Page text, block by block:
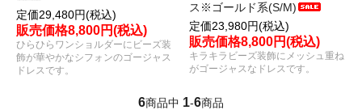
定価29,480円(税込)
販売価格8,800円(税込)
ひらひらワンショルダーにビーズ装
飾が華やかなシフォンのゴージャス
ドレスです。
ス※ゴールド系(S/M)
定価23,980円(税込)
販売価格8,800円(税込)
キラキラビーズ装飾にメッシュ重ね
がゴージャスなドレスです。
6商品中 1-6商品